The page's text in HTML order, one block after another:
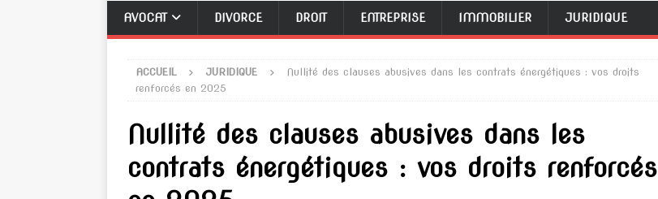
AVOCAT DIVORCE DROIT ENTREPRISE IMMOBILIER JURIDIQUE
ACCUEIL JURIDIQUE
Nullité des clauses abusives dans les contrats énergétiques : vos droits
renforcés en 2025
Nullité des clauses abusives dans les
contrats énergétiques : vos droits renforcés